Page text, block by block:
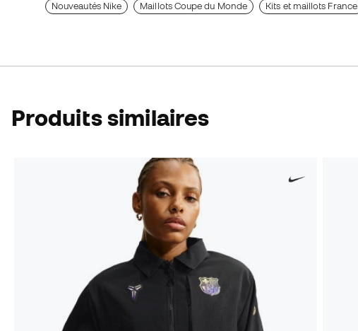
Nouveautés Nike Maillots Coupe du Monde Kits et maillots France
Produits similaires